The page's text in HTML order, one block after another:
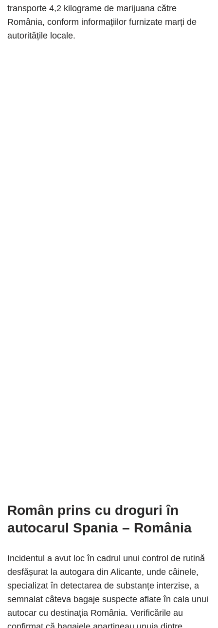
transporte 4,2 kilograme de marijuana către
România, conform informațiilor furnizate marți de
autoritățile locale.
Român prins cu droguri în
autocarul Spania – România
Incidentul a avut loc în cadrul unui control de rutină
desfășurat la autogara din Alicante, unde câinele,
specializat în detectarea de substanțe interzise, a
semnalat câteva bagaje suspecte aflate în cala unui
autocar cu destinația România. Verificările au